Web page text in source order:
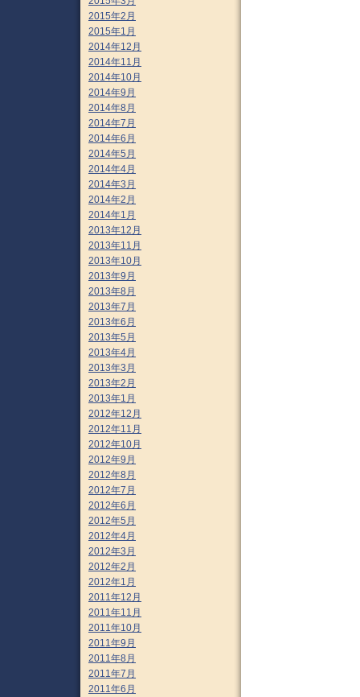
2015年2月
2015年1月
2014年12月
2014年11月
2014年10月
2014年9月
2014年8月
2014年7月
2014年6月
2014年5月
2014年4月
2014年3月
2014年2月
2014年1月
2013年12月
2013年11月
2013年10月
2013年9月
2013年8月
2013年7月
2013年6月
2013年5月
2013年4月
2013年3月
2013年2月
2013年1月
2012年12月
2012年11月
2012年10月
2012年9月
2012年8月
2012年7月
2012年6月
2012年5月
2012年4月
2012年3月
2012年2月
2012年1月
2011年12月
2011年11月
2011年10月
2011年9月
2011年8月
2011年7月
2011年6月